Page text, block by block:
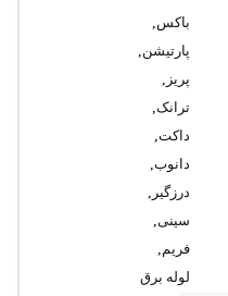
باکس,
پارتیشن,
پریز ,
ترانک,
داکت,
دانوب,
درزگیر ,
سینی,
فریم,
لوله برق